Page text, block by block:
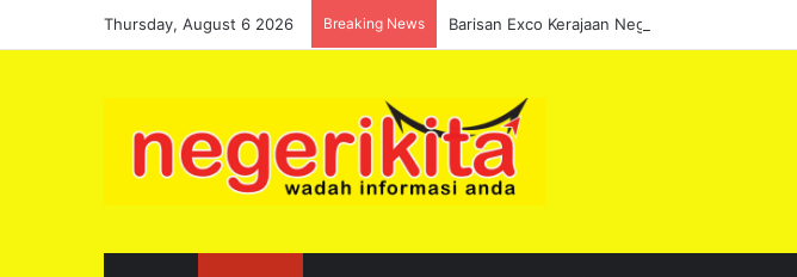
Thursday, August 6 2026 Breaking News